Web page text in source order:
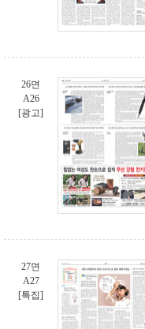
26면
A26
[광고]
27면
A27
[특집]